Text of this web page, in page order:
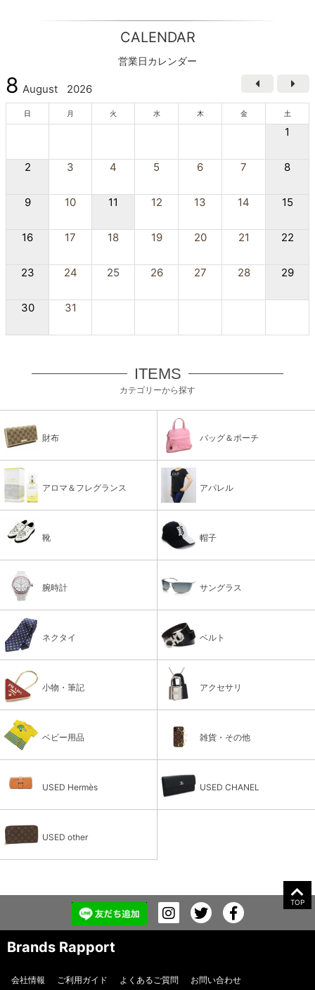
CALENDAR
営業日カレンダー
8 August 2026
日 月 火 水 木 金 土
1
2 3 4 5 6 7 8
9 10 11 12 13 14 15
16 17 18 19 20 21 22
23 24 25 26 27 28 29
30 31
ITEMS
カテゴリーから探す
財布 バッグ＆ポーチ
アロマ＆フレグランス アパレル
靴 帽子
腕時計 サングラス
ネクタイ ベルト
小物・筆記 アクセサリ
ベビー用品 雑貨・その他
USED Hermès USED CHANEL
USED other
TOP
Brands Rapport
会社情報 ご利用ガイド よくあるご質問 お問い合わせ